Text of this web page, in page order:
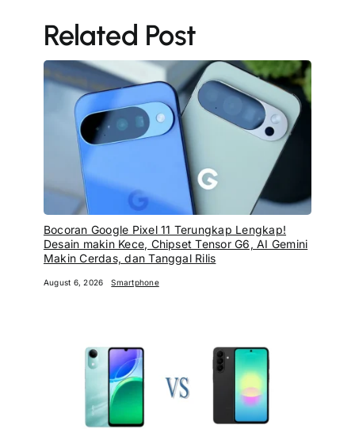
Related Post
Bocoran Google Pixel 11 Terungkap Lengkap!
Desain makin Kece, Chipset Tensor G6, AI Gemini
Makin Cerdas, dan Tanggal Rilis
August 6, 2026 Smartphone